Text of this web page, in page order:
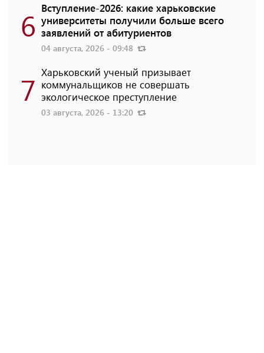
6 Вступление-2026: какие харьковские
университеты получили больше всего
заявлений от абитуриентов
04 августа, 2026 - 09:48
7 Харьковский ученый призывает
коммунальщиков не совершать
экологическое преступление
03 августа, 2026 - 13:20